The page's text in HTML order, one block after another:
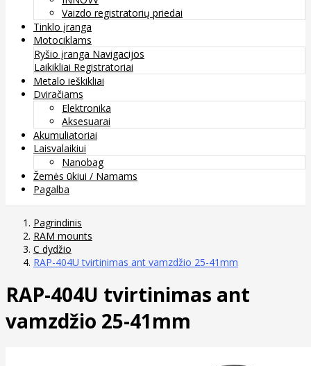
Vaizdo registratorių priedai
Tinklo įranga
Motociklams
Ryšio įranga Navigacijos
Laikikliai Registratoriai
Metalo ieškikliai
Dviračiams
Elektronika
Aksesuarai
Akumuliatoriai
Laisvalaikiui
Nanobag
Žemės ūkiui / Namams
Pagalba
Pagrindinis
RAM mounts
C dydžio
RAP-404U tvirtinimas ant vamzdžio 25-41mm
RAP-404U tvirtinimas ant
vamzdžio 25-41mm